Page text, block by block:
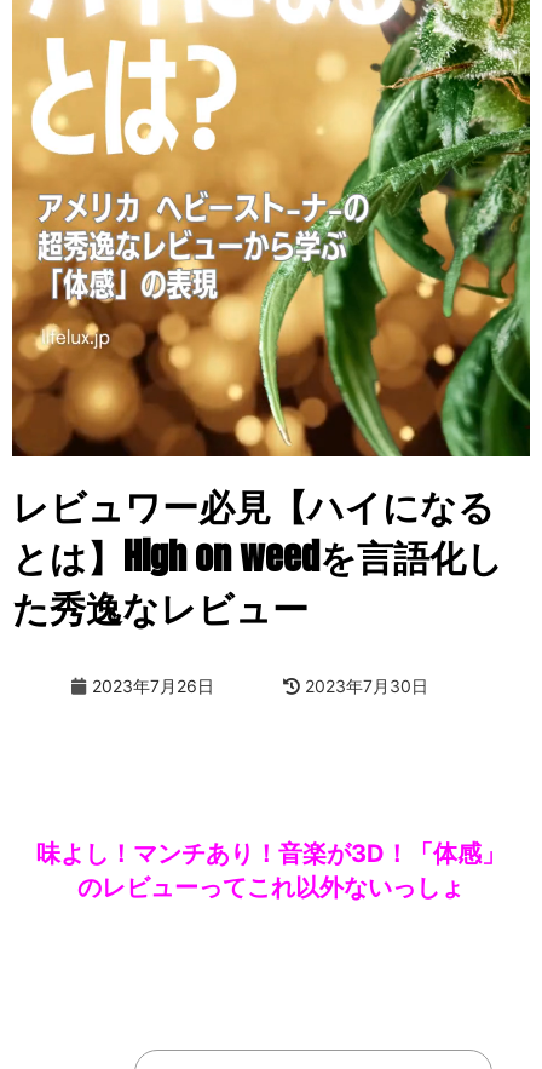
レビュワー必見【ハイになる
とは】High on weedを言語化し
た秀逸なレビュー
2023年7月26日 2023年7月30日
味よし！ マンチあり！音楽が3D！「体感」
のレビューってこれ以外ないっしょ